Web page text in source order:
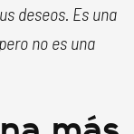
deseos. Es una
no es una